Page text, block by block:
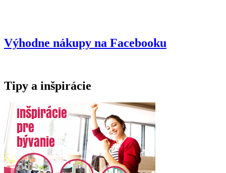
Výhodne nákupy na Facebooku
Tipy a inšpirácie